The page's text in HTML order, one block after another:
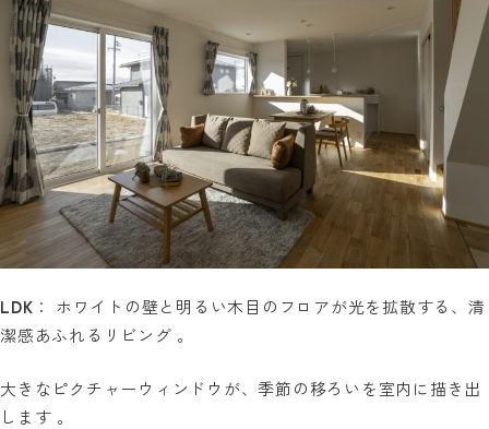
LDK ： ホワイトの壁と明るい木目のフロアが光を拡散する、清
潔感あふれるリビング 。
大きなピクチャーウィンドウが、季節の移ろいを室内に描き出
します 。